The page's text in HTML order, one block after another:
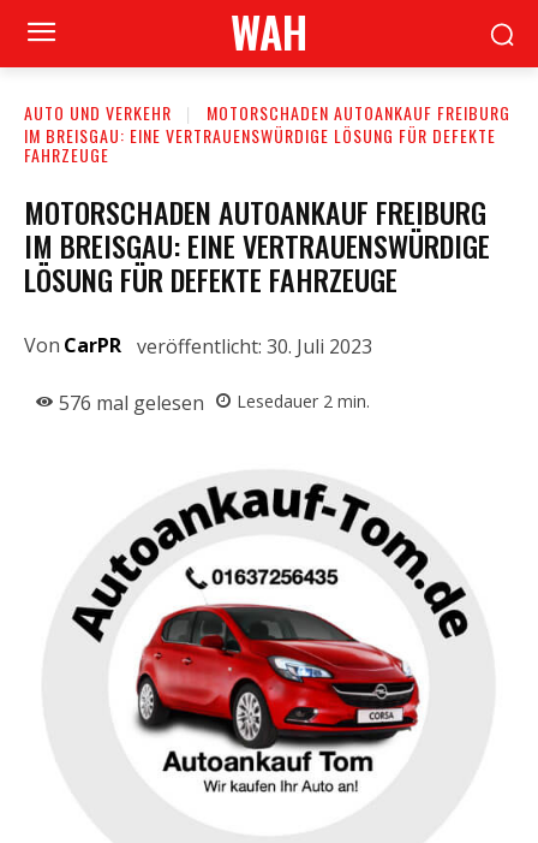
WAH
AUTO UND VERKEHR
MOTORSCHADEN AUTOANKAUF FREIBURG
IM BREISGAU: EINE VERTRAUENSWÜRDIGE LÖSUNG FÜR DEFEKTE
FAHRZEUGE
MOTORSCHADEN AUTOANKAUF FREIBURG
IM BREISGAU: EINE VERTRAUENSWÜRDIGE
LÖSUNG FÜR DEFEKTE FAHRZEUGE
Von CarPR veröffentlicht: 30. Juli 2023
576 mal gelesen Lesedauer 2 min.